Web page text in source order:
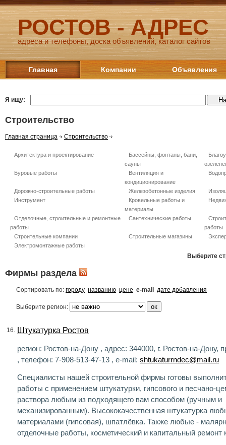
РОСТОВ - АДРЕС
адреса и телефоны, доска объявлений, каталог сайтов
Главная Компании Объявления
Я ищу:
Строительство
Главная страница Строительство
Архитектура и проектирование
Бассейны, фонтаны, бани,
сауны
Буровые работы
Вентиляция и
кондиционирование
Дорожно-строительные работы Железобетонные изделия
Инструмент
Кровельные работы и
материалы
Отделочные, строительные и ремонтные
работы
Сантехнические работы
работы
Строительные компании
Строительные магазины
Электромонтажные работы
Выберите
Фирмы раздела
Сортировать по: городу названию цене e-mail дате добавления
Выберите регион:
16. Штукатурка Ростов
регион: Ростов-на-Дону , адрес: 344000, г. Ростов-на-Дону,
, телефон: 7-908-513-47-13 , e-mail: shtukaturrndec@mail.ru
Специалисты нашей строительной фирмы готовы
работы с применением штукатурки, гипсового и песчано-
раствора любым из подходящего вам способом (ручным и
механизированным). Высококачественная штукатурка
материалами (гипсовая), шпатлёвка. Также любые -
отделочные работы, косметический и капитальный ремонт